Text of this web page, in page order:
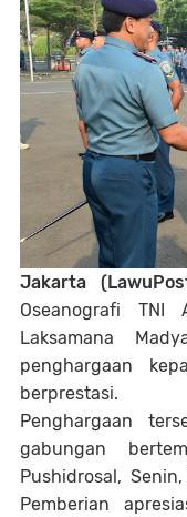
Jakarta
Oseanografi TNI
Laksamana
penghargaan
berprestasi.
Penghargaan
gabungan
Pushidrosal,
Pemberian